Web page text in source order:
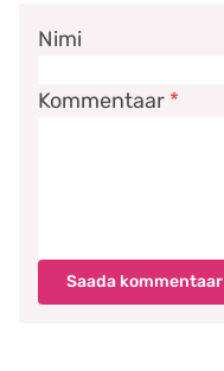
Kommentaar *
Nimi
Saada kommentaar